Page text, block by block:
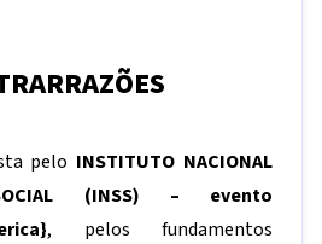
pelo INSTITUTO NACIONAL
(INSS) – evento
, pelos fundamentos